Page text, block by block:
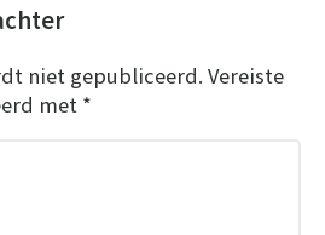
niet gepubliceerd. Vereiste
met *